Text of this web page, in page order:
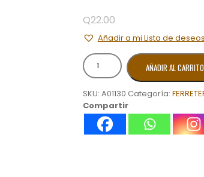
Q22.00
Añadir a mi Lista de
CABO
P/PALA
AÑADIR AL CARRITO
SKU: A01130 Categoría:
Compartir